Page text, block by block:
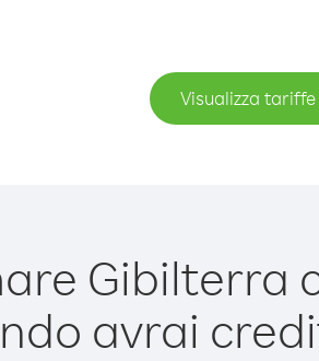
Visualizza
Gibilterra
avrai